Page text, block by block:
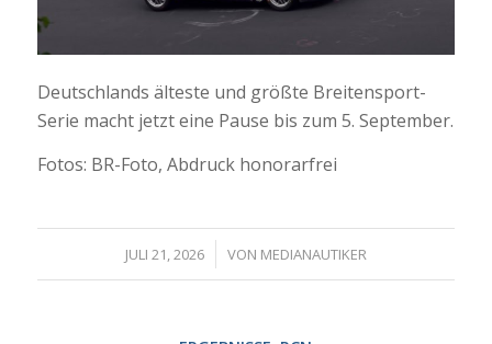
Deutschlands älteste und größte Breitensport-
Serie macht jetzt eine Pause bis zum 5. September.
Fotos: BR-Foto, Abdruck honorarfrei
JULI 21, 2026
/ VON MEDIANAUTIKER